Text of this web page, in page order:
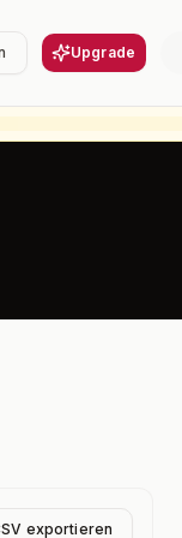
Upgrade
exportieren